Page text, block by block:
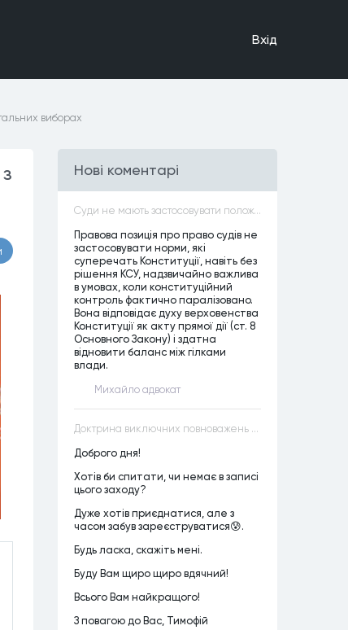
Вхiд
виборах
Нові коментарі
Суди не мають застосовувати положення законів, які не відповідають Конституції, незалежно від того, чи визнавалися вони Конституційним Судом України неконституційними, тобто закони, що суперечать Конституції України не можуть застосовуватися навіть у випадках, коли вони є чинними
Правова позиція про право судів не
застосовувати норми, які
суперечать Конституції, навіть без
рішення КСУ, надзвичайно важлива
в умовах, коли конституційний
контроль фактично паралізовано.
Вона відповідає духу верховенства
Конституції як акту прямої дії (ст. 8
Основного Закону) і здатна
відновити баланс між гілками
влади.
Михайло адвокат
Доктрина виключних повноважень VS Доктрина прихованих повноважень
Доброго дня!
Хотів би спитати, чи немає в записі
цього заходу?
Дуже хотів приєднатися, але з
часом забув зареєструватися😰.
Будь ласка, скажіть мені.
Буду Вам щиро щиро вдячний!
Всього Вам найкращого!
З повагою до Вас, Тимофій